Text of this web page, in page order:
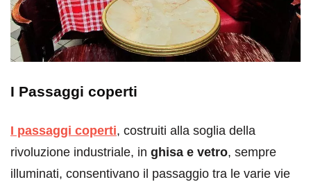
I Passaggi coperti
I passaggi coperti, costruiti alla soglia della
rivoluzione industriale, in ghisa e vetro, sempre
illuminati, consentivano il passaggio tra le varie vie